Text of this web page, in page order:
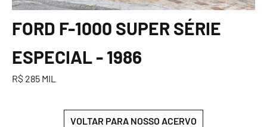
FORD F-1000 SUPER SÉRIE
ESPECIAL - 1986
R$ 285 MIL
VOLTAR PARA NOSSO ACERVO